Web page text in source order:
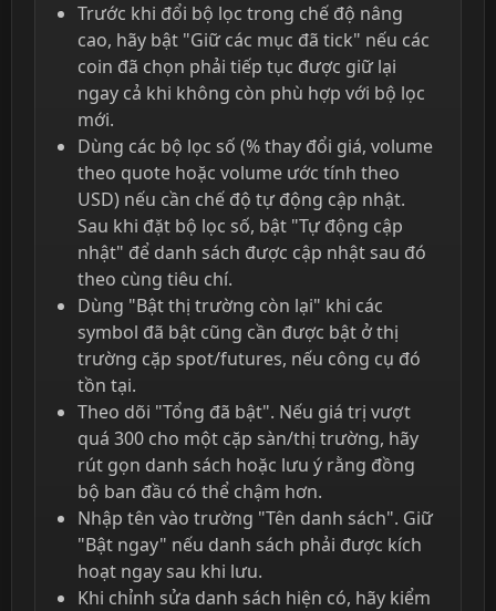
Trước khi đổi bộ lọc trong chế độ nâng
cao, hãy bật "Giữ các mục đã tick" nếu các
coin đã chọn phải tiếp tục được giữ lại
ngay cả khi không còn phù hợp với bộ lọc
mới.
Dùng các bộ lọc số (% thay đổi giá, volume
theo quote hoặc volume ước tính theo
USD) nếu cần chế độ tự động cập nhật.
Sau khi đặt bộ lọc số, bật "Tự động cập
nhật" để danh sách được cập nhật sau đó
theo cùng tiêu chí.
Dùng "Bật thị trường còn lại" khi các
symbol đã bật cũng cần được bật ở thị
trường cặp spot/futures, nếu công cụ đó
tồn tại.
Theo dõi "Tổng đã bật". Nếu giá trị vượt
quá 300 cho một cặp sàn/thị trường, hãy
rút gọn danh sách hoặc lưu ý rằng đồng
bộ ban đầu có thể chậm hơn.
Nhập tên vào trường "Tên danh sách". Giữ
"Bật ngay" nếu danh sách phải được kích
hoạt ngay sau khi lưu.
Khi chỉnh sửa danh sách hiện có, hãy kiểm